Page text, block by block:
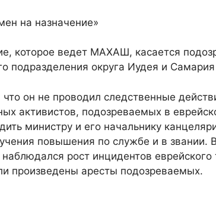
на назначение»
которое ведет МАХАШ, касается
подразделения округа Иудея и
он не проводил следственные
активистов, подозреваемых в
министру и его начальнику
повышения по службе и в звании.
рост инцидентов
произведены аресты подозреваемых.